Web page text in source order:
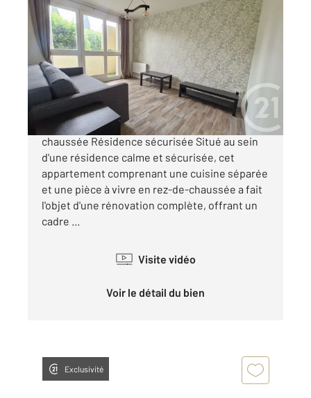
NARBONNE 11
27,09 m , 1 pièce
Ref : 5530
Appartement F1 à vendre
79 000 €
Narbonne - Appartement meublé loué Rez-de-
chaussée Résidence sécurisée Situé au sein
d'une résidence calme et sécurisée, cet
appartement comprenant une cuisine séparée
et une pièce à vivre en rez-de-chaussée a fait
l'objet d'une rénovation complète, offrant un
cadre ...
Visite vidéo
Voir le détail du bien
Exclusivité